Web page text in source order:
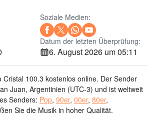
Soziale Medien:
Datum der letzten Überprüfung:
6. August 2026 um 05:11
Cristal 100.3 kostenlos online. Der Sender
Juan, Argentinien (UTC-3) und ist weltweit
Senders: Pop, 90er, 00er, 80er,
Sie die Musik in hoher Qualität.